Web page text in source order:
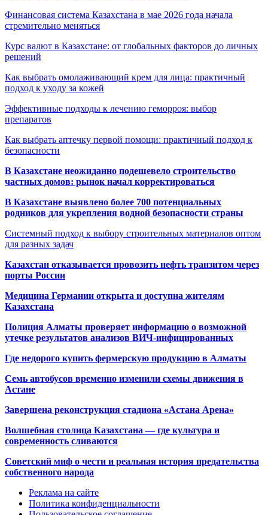
Финансовая система Казахстана в мае 2026 года начала
стремительно меняться
Курс валют в Казахстане: от глобальных факторов до личных
решений
Как выбрать омолаживающий крем для лица: практичный
подход к уходу за кожей
Эффективные подходы к лечению геморроя: выбор
препаратов
Как выбрать аптечку первой помощи: практичный подход к
безопасности
В Казахстане неожиданно подешевело строительство
частных домов: рынок начал корректироваться
В Казахстане выявлено более 700 потенциальных
родников для укрепления водной безопасности страны
Системный подход к выбору строительных материалов оптом
для разных задач
Казахстан отказывается провозить нефть транзитом через
порты России
Медицина Германии открыта и доступна жителям
Казахстана
Полиция Алматы проверяет информацию о возможной
утечке результатов анализов ВИЧ-инфицированных
Где недорого купить фермерскую продукцию в Алматы
Семь автобусов временно изменили схемы движения в
Астане
Завершена реконструкция стадиона «Астана Арена»
Волшебная столица Казахстана — где культура и
современность сливаются
Советский миф о чести и реальная история предательства
собственного народа
Реклама на сайте
Политика конфиденциальности